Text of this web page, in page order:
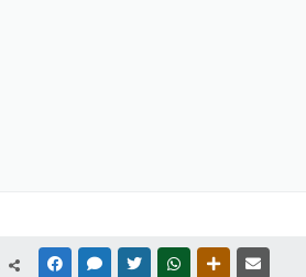
FACEBOOKMESSENGER
TWITTERWHATSAPPOUTRAS